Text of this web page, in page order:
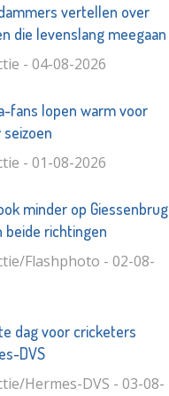
vertellen over
die levenslang meegaan
- 04-08-2026
fans lopen warm voor
seizoen
- 01-08-2026
minder op Giessenbrug
beide richtingen
Flashphoto - 02-08-
dag voor cricketers
DVS
Hermes-DVS - 03-08-